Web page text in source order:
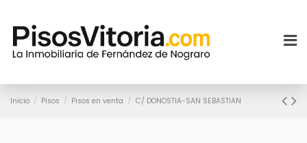
Inicio Pisos Pisos en venta C/ DONOSTIA-SAN SEBASTIAN